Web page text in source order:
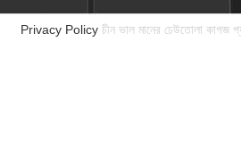
Privacy Policy চীন ভাল মানের ঢেউতোলা কাগজ